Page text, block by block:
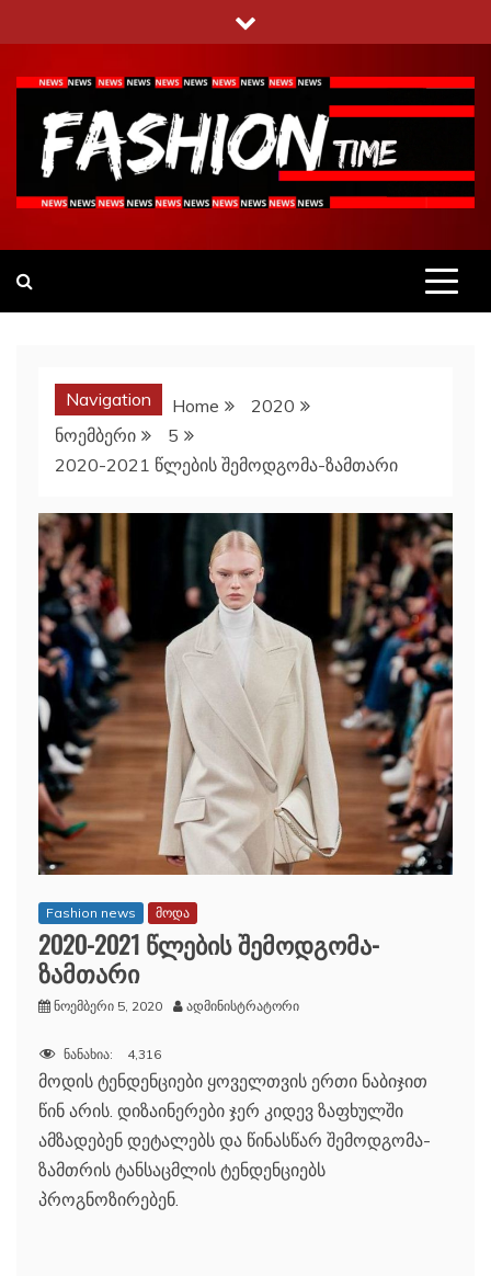
to
content
Navigation Home
2020
ნოემბერი
5
2020-2021 წლების შემოდგომა-ზამთარი
Fashion news მოდა
2020-2021 წლების შემოდგომა-
ზამთარი
ნოემბერი 5, 2020 ადმინისტრატორი
ნანახია: 4,316
მოდის ტენდენციები ყოველთვის ერთი ნაბიჯით
წინ არის. დიზაინერები ჯერ კიდევ ზაფხულში
ამზადებენ დეტალებს და წინასწარ შემოდგომა-
ზამთრის ტანსაცმლის ტენდენციებს
პროგნოზირებენ.